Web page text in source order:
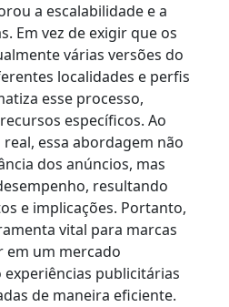
a escalabilidade e a
Em vez de exigir que os
várias versões do
localidades e perfis
esse processo,
específicos. Ao
essa abordagem não
dos anúncios, mas
resultando
e implicações. Portanto,
vital para marcas
em um mercado
publicitárias
de maneira eficiente.